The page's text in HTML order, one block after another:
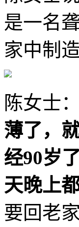
是一名
家中制
陈女士：
薄了，
经90岁
天晚上
要回老